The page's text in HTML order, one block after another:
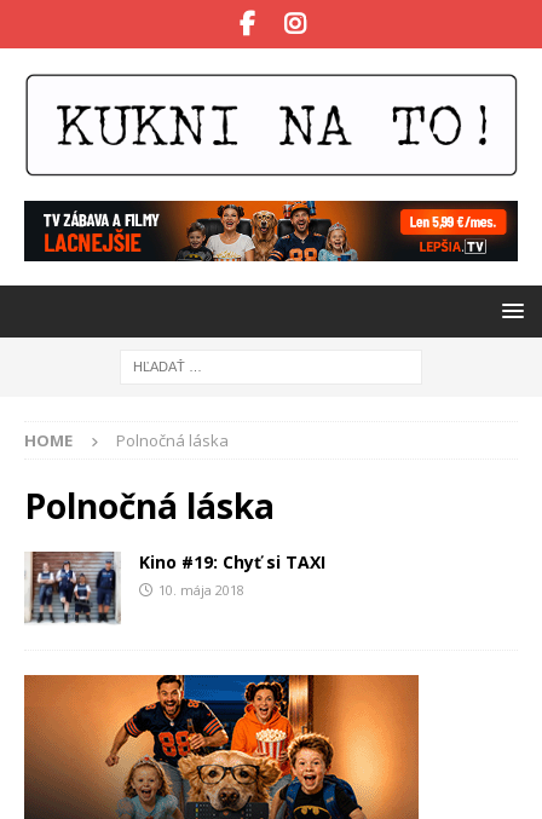
HOME Polnočná láska
Polnočná láska
Kino #19: Chyť si TAXI
10. mája 2018